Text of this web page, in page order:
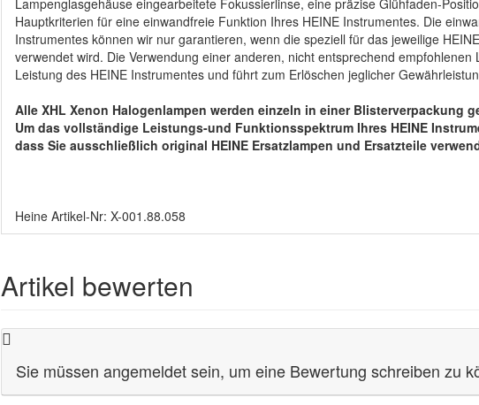
Hauptkriterien für eine einwandfreie Funktion Ihres HEINE Instrumentes. Die
Instrumentes können wir nur garantieren, wenn die speziell für das jeweilige
verwendet wird. Die Verwendung einer anderen, nicht entsprechend
Leistung des HEINE Instrumentes und führt zum Erlöschen jeglicher
Alle XHL Xenon Halogenlampen werden einzeln in einer Blisterverpackung
Um das vollständige Leistungs-und Funktionsspektrum Ihres HEINE
dass Sie ausschließlich original HEINE Ersatzlampen und Ersatzteile
Heine Artikel-Nr: X-001.88.058
Artikel bewerten
Sie müssen angemeldet sein, um eine Bewertung schreiben zu